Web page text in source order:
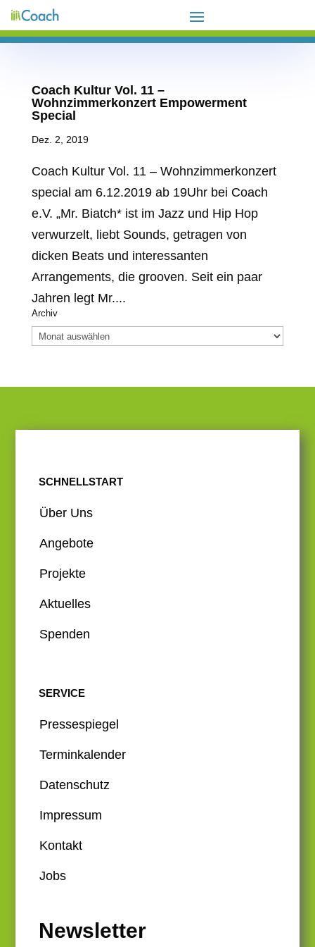
Coach Kultur Vol. 11 –
Wohnzimmerkonzert Empowerment
Special
Dez. 2, 2019
Coach Kultur Vol. 11 – Wohnzimmerkonzert
special am 6.12.2019 ab 19Uhr bei Coach
e.V. „Mr. Biatch* ist im Jazz und Hip Hop
verwurzelt, liebt Sounds, getragen von
dicken Beats und interessanten
Arrangements, die grooven. Seit ein paar
Jahren legt Mr....
Archiv
Archiv
SCHNELLSTART
Über Uns
Angebote
Projekte
Aktuelles
Spenden
SERVICE
Pressespiegel
Terminkalender
Datenschutz
Impressum
Kontakt
Jobs
Newsletter